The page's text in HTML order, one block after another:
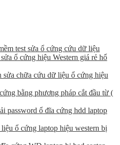
test sửa ổ cứng cứu dữ liệu
ổ cứng hiệu Western giá rẻ hổ
sửa chữa cứu dữ liệu ổ cứng hiệu
bằng phương pháp cắt đầu từ (
password ổ đĩa cứng hdd laptop
ổ cứng laptop hiệu western bị